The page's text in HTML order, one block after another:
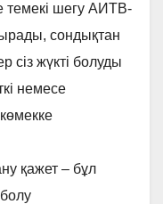
темекі шегу АИТВ-
сондықтан
сіз жүкті болуды
немесе
қажет – бұл